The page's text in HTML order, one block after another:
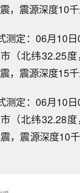
，震源深度10千
测定：06月10
（北纬32.25
，震源深度15千
测定：06月10
（北纬32.28
，震源深度10